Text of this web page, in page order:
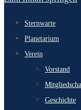
Sternwarte
Planetarium
Verein
Vorstand
Geschichte